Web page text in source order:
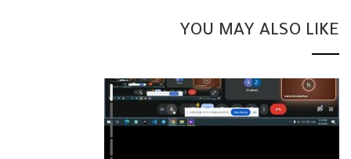
YOU MAY ALSO LIKE